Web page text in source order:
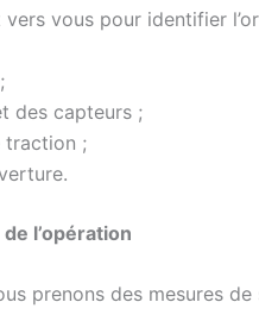
vous pour identifier
des capteurs ;
traction ;
l’opération
prenons des mesures